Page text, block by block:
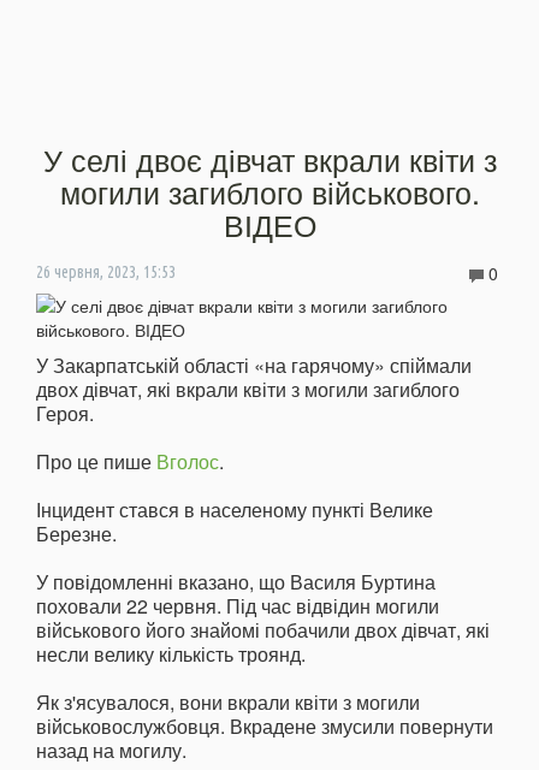
У селі двоє дівчат вкрали квіти з
могили загиблого військового.
ВІДЕО
26 червня, 2023, 15:53 0
У Закарпатській області «на гарячому» спіймали
двох дівчат, які вкрали квіти з могили загиблого
Героя.
Про це пише Вголос.
Інцидент стався в населеному пункті Велике
Березне.
У повідомленні вказано, що Василя Буртина
поховали 22 червня. Під час відвідин могили
військового його знайомі побачили двох дівчат, які
несли велику кількість троянд.
Як з'ясувалося, вони вкрали квіти з могили
військовослужбовця. Вкрадене змусили повернути
назад на могилу.